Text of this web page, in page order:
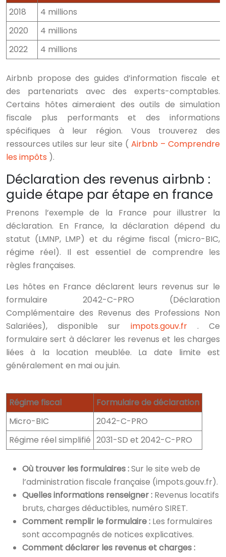
2018
4 millions
2020
4 millions
2022
4 millions
Airbnb propose des guides d’information fiscale et
des partenariats avec des experts-comptables.
Certains hôtes aimeraient des outils de simulation
fiscale plus performants et des informations
spécifiques à leur région. Vous trouverez des
ressources utiles sur leur site ( Airbnb – Comprendre
les impôts ).
Déclaration des revenus airbnb :
guide étape par étape en france
Prenons l’exemple de la France pour illustrer la
déclaration. En France, la déclaration dépend du
statut (LMNP, LMP) et du régime fiscal (micro-BIC,
régime réel). Il est essentiel de comprendre les
règles françaises.
Les hôtes en France déclarent leurs revenus sur le
formulaire 2042-C-PRO (Déclaration
Complémentaire des Revenus des Professions Non
Salariées), disponible sur impots.gouv.fr . Ce
formulaire sert à déclarer les revenus et les charges
liées à la location meublée. La date limite est
généralement en mai ou juin.
Régime fiscal
Formulaire de déclaration
Micro-BIC
2042-C-PRO
Régime réel simplifié 2031-SD et 2042-C-PRO
Où trouver les formulaires :Sur le site web de
l’administration fiscale française (impots.gouv.fr).
Quelles informations renseigner : Revenus locatifs
bruts, charges déductibles, numéro SIRET.
Comment remplir le formulaire : Les formulaires
sont accompagnés de notices explicatives.
Comment déclarer les revenus et charges :